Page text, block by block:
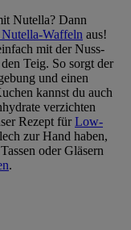
Nutella? Dann
Waffeln aus!
mit der Nuss-
Teig. So sorgt der
und einen
kannst du auch
verzichten
Rezept fürLow-
zur Hand haben,
oder Gläsern
.